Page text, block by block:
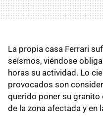
La propia casa Ferrari
seísmos, viéndose
horas su actividad. Lo
provocados son
querido poner su granito
de la zona afectada y en